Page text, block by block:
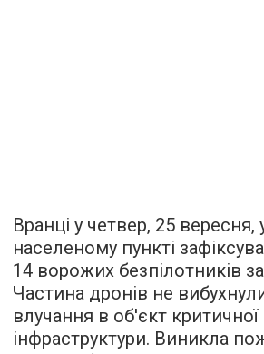
Вранці у четвер, 25 вересня,
населеному пункті
14 ворожих безпілотників
Частина дронів не
влучання в об'єкт критичної
інфраструктури. Виникла